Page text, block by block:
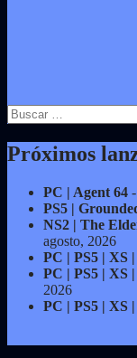
Buscar:
Próximos
PC | Agent 64
PS5 |
NS2 | The
agosto, 2026
PC | PS5 | XS
PC | PS5 | XS
2026
PC | PS5 | XS